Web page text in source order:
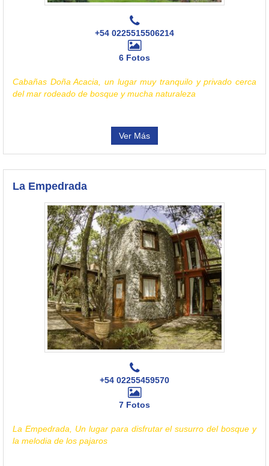
+54 0225515506214
6 Fotos
Cabañas Doña Acacia, un lugar muy tranquilo y privado cerca
del mar rodeado de bosque y mucha naturaleza
Ver Más
La Empedrada
+54 02255459570
7 Fotos
La Empedrada, Un lugar para disfrutar el susurro del bosque y
la melodia de los pajaros